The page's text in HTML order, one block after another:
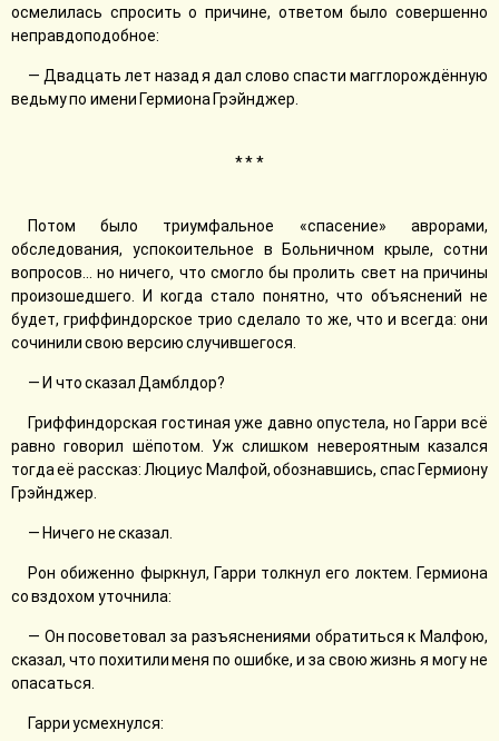
осмелилась спросить о причине, ответом было совершенно
неправдоподобное:
— Двадцать лет назад я дал слово спасти магглорождённую
ведьму по имени Гермиона Грэйнджер.
* * *
Потом было триумфальное «спасение» аврорами,
обследования, успокоительное в Больничном крыле, сотни
вопросов… но ничего, что смогло бы пролить свет на причины
произошедшего. И когда стало понятно, что объяснений не
будет, гриффиндорское трио сделало то же, что и всегда: они
сочинили свою версию случившегося.
— И что сказал Дамблдор?
Гриффиндорская гостиная уже давно опустела, но Гарри всё
равно говорил шёпотом. Уж слишком невероятным казался
тогда её рассказ: Люциус Малфой, обознавшись, спас Гермиону
Грэйнджер.
— Ничего не сказал.
Рон обиженно фыркнул, Гарри толкнул его локтем. Гермиона
со вздохом уточнила:
— Он посоветовал за разъяснениями обратиться к Малфою,
сказал, что похитили меня по ошибке, и за свою жизнь я могу не
опасаться.
Гарри усмехнулся: